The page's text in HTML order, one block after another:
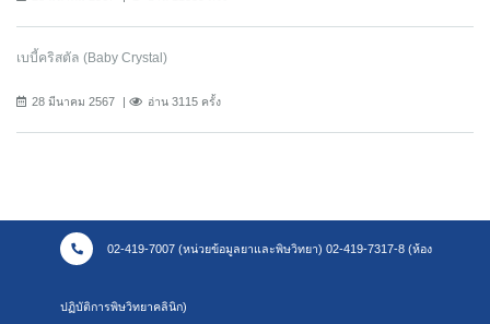
เบบี้คริสตัล (Baby Crystal)
28 มีนาคม 2567 อ่าน 3115 ครั้ง
02-419-7007 (หน่วยข้อมูลยาและพิษวิทยา) 02-419-7317-8 (ห้อง
ปฏิบัติการพิษวิทยาคลินิก)